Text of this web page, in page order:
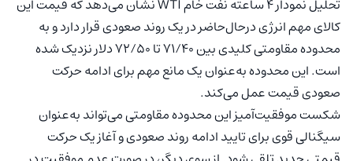
تحلیل نمودار 4 ساعته نفت خام WTI نشان می‌دهد که قیمت این
کالای مهم انرژی درحال‌حاضر در یک روند صعودی قرار دارد و به
محدوده مقاومتی کلیدی بین 71/40 تا 72/50 دلار نزدیک شده
است. این محدوده به‌عنوان یک مانع مهم برای ادامه حرکت
صعودی قیمت عمل می‌کند.
شکست موفقیت‌آمیز این محدوده مقاومتی می‌تواند به‌عنوان
سیگنالی قوی برای تایید ادامه روند صعودی و آغاز یک حرکت